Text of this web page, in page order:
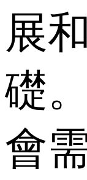
展
礎
會